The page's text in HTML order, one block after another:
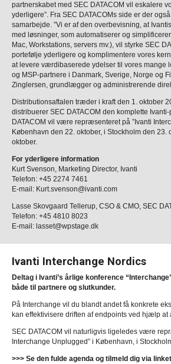
partnerskabet med SEC DATACOM vil eskalere
yderligere”. Fra SEC DATACOMs side er der
samarbejde. ”Vi er af den overbevisning, at
med løsninger, som automatiserer og
Mac, Workstations, servers mv.), vil styrke SEC
portefølje yderligere og komplimentere vores
at levere værdibaserede ydelser til vores mange
og MSP-partnere i Danmark, Sverige, Norge og
Zinglersen, grundlægger og administrerende
Distributionsaftalen træder i kraft den 1. oktober
distribuerer SEC DATACOM den komplette
DATACOM vil være repræsenteret på ”Ivanti
København den 22. oktober, i Stockholm den 23.
oktober.
For yderligere information
Kurt Svenson, Marketing Director, Ivanti
Telefon: +45 2274 7461
E-mail: Kurt.svenson@ivanti.com
Lasse Skovgaard Tellerup, CSO & CMO, SEC
Telefon: +45 4810 8023
E-mail: lasset@wpstage.dk
Ivanti Interchange Nordics
Deltag i Ivanti’s årlige konference
både til partnere og slutkunder.
På Interchange vil du blandt andet få konkrete
kan effektivisere driften af endpoints ved hjælp at
SEC DATACOM vil naturligvis ligeledes være
Interchange Unplugged” i København, i
>>> Se den fulde agenda og tilmeld dig via